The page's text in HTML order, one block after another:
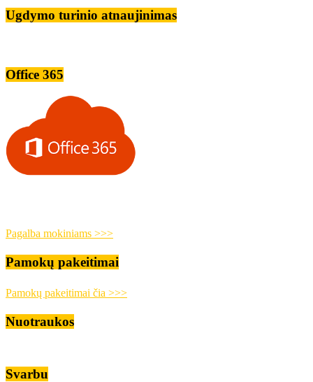
Ugdymo turinio atnaujinimas
Office 365
Pagalba mokiniams >>>
Pamokų pakeitimai
Pamokų pakeitimai čia >>>
Nuotraukos
Svarbu